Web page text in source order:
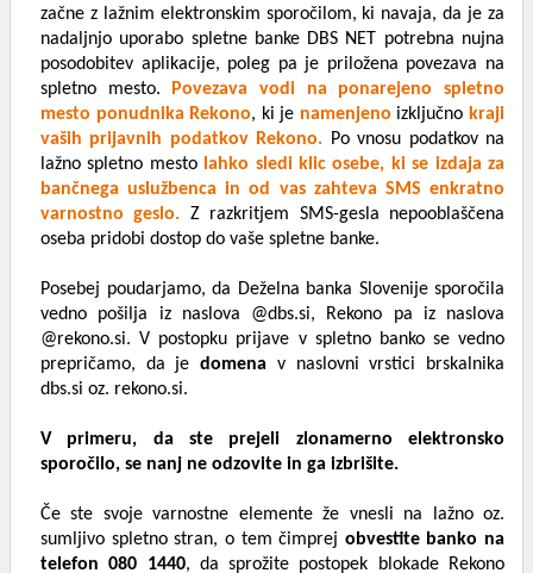
začne z lažnim elektronskim sporočilom, ki navaja, da je za
nadaljnjo uporabo spletne banke DBS NET potrebna nujna
posodobitev aplikacije, poleg pa je priložena povezava na
spletno mesto.
Povezava vodi na ponarejeno spletno
mesto ponudnika Rekono, ki je namenjeno izključno kraji
vaših prijavnih podatkov Rekono. Po vnosu podatkov na
lažno spletno mesto lahko sledi klic osebe, ki se izdaja za
bančnega uslužbenca in od vas zahteva SMS enkratno
varnostno geslo. Z razkritjem SMS-gesla nepooblaščena
oseba pridobi dostop do vaše spletne banke.
Posebej poudarjamo, da Deželna banka Slovenije sporočila
vedno pošilja iz naslova @dbs.si, Rekono pa iz naslova
@rekono.si. V postopku prijave v spletno banko se vedno
prepričamo, da jedomena v naslovni vrstici brskalnika
dbs.si oz. rekono.si.
V primeru, da ste prejeli zlonamerno elektronsko
sporočilo, se nanj ne odzovite in ga izbrišite.
Če ste svoje varnostne elemente že vnesli na lažno oz.
sumljivo spletno stran, o tem čimprej obvestite banko na
telefon 080 1440, da sprožite postopek blokade Rekono